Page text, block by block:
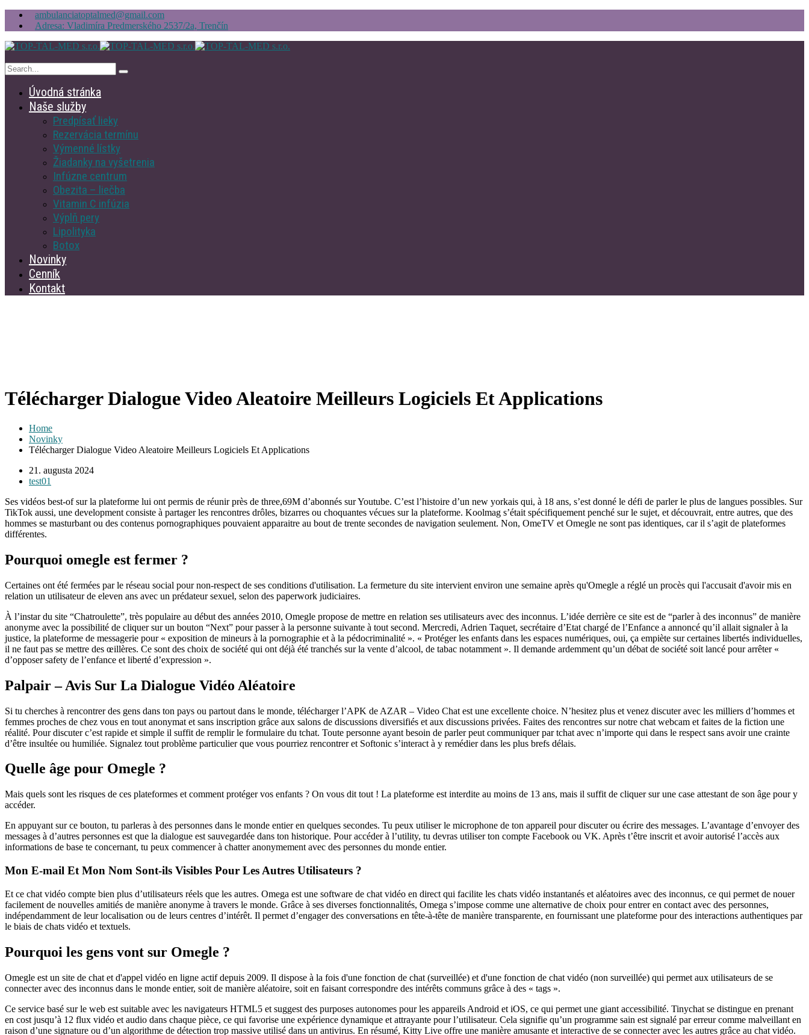
ambulanciatoptalmed@gmail.com
Adresa: Vladimíra Predmerského 2537/2a, Trenčín
Úvodná stránka
Naše služby
Predpísať lieky
Rezervácia termínu
Výmenné lístky
Žiadanky na vyšetrenia
Infúzne centrum
Obezita – liečba
Vitamin C infúzia
Výplň pery
Lipolityka
Botox
Novinky
Cenník
Kontakt
Télécharger Dialogue Video Aleatoire Meilleurs Logiciels Et Applications
Home
Novinky
Télécharger Dialogue Video Aleatoire Meilleurs Logiciels Et Applications
21. augusta 2024
test01
Ses vidéos best-of sur la plateforme lui ont permis de réunir près de three,69M d’abonnés sur Youtube. C’est l’histoire d’un new yorkais qui, à 18 ans, s’est donné le défi de parler le plus de langues possibles. Sur
TikTok aussi, une development consiste à partager les rencontres drôles, bizarres ou choquantes vécues sur la plateforme. Koolmag s’était spécifiquement penché sur le sujet, et découvrait, entre autres, que des
hommes se masturbant ou des contenus pornographiques pouvaient apparaitre au bout de trente secondes de navigation seulement. Non, OmeTV et Omegle ne sont pas identiques, car il s’agit de plateformes
différentes.
Pourquoi omegle est fermer ?
Certaines ont été fermées par le réseau social pour non-respect de ses conditions d'utilisation. La fermeture du site intervient environ une semaine après qu'Omegle a réglé un procès qui l'accusait d'avoir mis en
relation un utilisateur de eleven ans avec un prédateur sexuel, selon des paperwork judiciaires.
À l’instar du site “Chatroulette”, très populaire au début des années 2010, Omegle propose de mettre en relation ses utilisateurs avec des inconnus. L’idée derrière ce site est de “parler à des inconnus” de manière
anonyme avec la possibilité de cliquer sur un bouton “Next” pour passer à la personne suivante à tout second. Mercredi, Adrien Taquet, secrétaire d’Etat chargé de l’Enfance a annoncé qu’il allait signaler à la
justice, la plateforme de messagerie pour « exposition de mineurs à la pornographie et à la pédocriminalité ». « Protéger les enfants dans les espaces numériques, oui, ça empiète sur certaines libertés individuelles,
il ne faut pas se mettre des œillères. Ce sont des choix de société qui ont déjà été tranchés sur la vente d’alcool, de tabac notamment ». Il demande ardemment qu’un débat de société soit lancé pour arrêter «
d’opposer safety de l’enfance et liberté d’expression ».
Palpair – Avis Sur La Dialogue Vidéo Aléatoire
Si tu cherches à rencontrer des gens dans ton pays ou partout dans le monde, télécharger l’APK de AZAR – Video Chat est une excellente choice. N’hesitez plus et venez discuter avec les milliers d’hommes et
femmes proches de chez vous en tout anonymat et sans inscription grâce aux salons de discussions diversifiés et aux discussions privées. Faites des rencontres sur notre chat webcam et faites de la fiction une
réalité. Pour discuter c’est rapide et simple il suffit de remplir le formulaire du tchat. Toute personne ayant besoin de parler peut communiquer par tchat avec n’importe qui dans le respect sans avoir une crainte
d’être insultée ou humiliée. Signalez tout problème particulier que vous pourriez rencontrer et Softonic s’interact à y remédier dans les plus brefs délais.
Quelle âge pour Omegle ?
Mais quels sont les risques de ces plateformes et comment protéger vos enfants ? On vous dit tout ! La plateforme est interdite au moins de 13 ans, mais il suffit de cliquer sur une case attestant de son âge pour y
accéder.
En appuyant sur ce bouton, tu parleras à des personnes dans le monde entier en quelques secondes. Tu peux utiliser le microphone de ton appareil pour discuter ou écrire des messages. L’avantage d’envoyer des
messages à d’autres personnes est que la dialogue est sauvegardée dans ton historique. Pour accéder à l’utility, tu devras utiliser ton compte Facebook ou VK. Après t’être inscrit et avoir autorisé l’accès aux
informations de base te concernant, tu peux commencer à chatter anonymement avec des personnes du monde entier.
Mon E-mail Et Mon Nom Sont-ils Visibles Pour Les Autres Utilisateurs ?
Et ce chat vidéo compte bien plus d’utilisateurs réels que les autres. Omega est une software de chat vidéo en direct qui facilite les chats vidéo instantanés et aléatoires avec des inconnus, ce qui permet de nouer
facilement de nouvelles amitiés de manière anonyme à travers le monde. Grâce à ses diverses fonctionnalités, Omega s’impose comme une alternative de choix pour entrer en contact avec des personnes,
indépendamment de leur localisation ou de leurs centres d’intérêt. Il permet d’engager des conversations en tête-à-tête de manière transparente, en fournissant une plateforme pour des interactions authentiques par
le biais de chats vidéo et textuels.
Pourquoi les gens vont sur Omegle ?
Omegle est un site de chat et d'appel vidéo en ligne actif depuis 2009. Il dispose à la fois d'une fonction de chat (surveillée) et d'une fonction de chat vidéo (non surveillée) qui permet aux utilisateurs de se
connecter avec des inconnus dans le monde entier, soit de manière aléatoire, soit en faisant correspondre des intérêts communs grâce à des « tags ».
Ce service basé sur le web est suitable avec les navigateurs HTML5 et suggest des purposes autonomes pour les appareils Android et iOS, ce qui permet une giant accessibilité. Tinychat se distingue en prenant
en cost jusqu’à 12 flux vidéo et audio dans chaque pièce, ce qui favorise une expérience dynamique et attrayante pour l’utilisateur. Cela signifie qu’un programme sain est signalé par erreur comme malveillant en
raison d’une signature ou d’un algorithme de détection trop massive utilisé dans un antivirus. En résumé, Kitty Live offre une manière amusante et interactive de se connecter avec les autres grâce au chat vidéo.